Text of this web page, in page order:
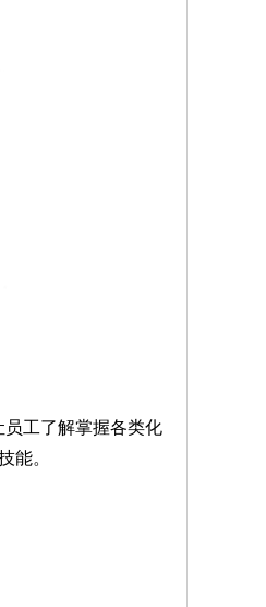
工了解掌握各类化
能。